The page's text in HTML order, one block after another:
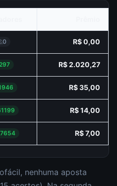
0 R$ 0,00
R$ 2.020,27
R$ 35,00
R$ 14,00
R$ 7,00
, nenhuma aposta